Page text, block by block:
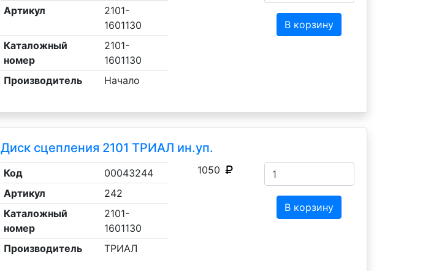
Артикул
2101-
1601130
Каталожный
номер
2101-
1601130
Производитель
Начало
В корзину
Диск сцепления 2101 ТРИАЛ ин.уп.
Код
00043244
Артикул
242
Каталожный
номер
2101-
1601130
Производитель
ТРИАЛ
1050
В корзину